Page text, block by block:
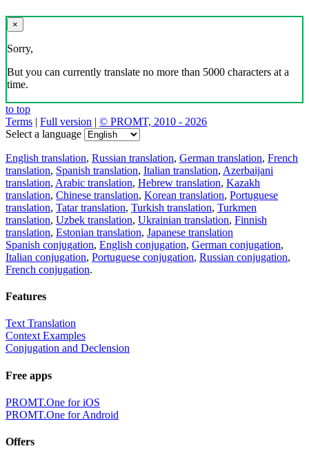
×
Sorry,
But you can currently translate no more than 5000 characters at a
time.
to top
Terms | Full version | © PROMT, 2010 - 2026
Select a language
English translation, Russian translation, German translation, French
translation, Spanish translation, Italian translation, Azerbaijani
translation, Arabic translation, Hebrew translation, Kazakh
translation, Chinese translation, Korean translation, Portuguese
translation, Tatar translation, Turkish translation, Turkmen
translation, Uzbek translation, Ukrainian translation, Finnish
translation, Estonian translation, Japanese translation
Spanish conjugation, English conjugation, German conjugation,
Italian conjugation, Portuguese conjugation, Russian conjugation,
French conjugation.
Features
Text Translation
Context Examples
Conjugation and Declension
Free apps
PROMT.One for iOS
PROMT.One for Android
Offers